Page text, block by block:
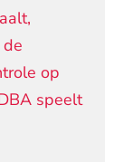
op
speelt